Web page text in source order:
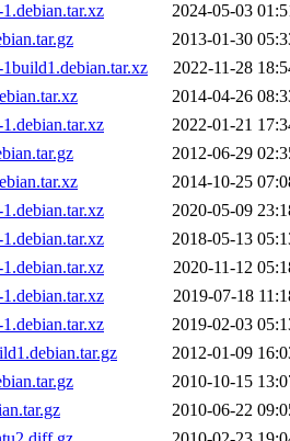
2024-05-03
2013-01-30
2022-11-28
2014-04-26
2022-01-21
2012-06-29
2014-10-25
2020-05-09
2018-05-13
2020-11-12
2019-07-18
2019-02-03
2012-01-09
2010-10-15
2010-06-22